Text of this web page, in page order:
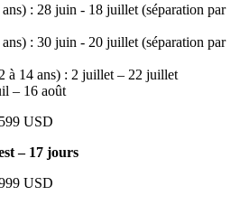
: 28 juin - 18 juillet (séparation par
: 30 juin - 20 juillet (séparation par
à 14 ans) : 2 juillet – 22 juillet
– 16 août
USD
– 17 jours
USD